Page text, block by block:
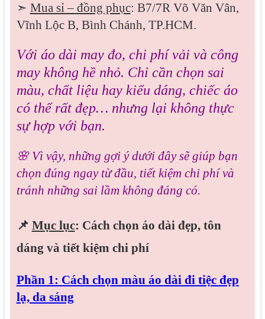
➣ Mua sỉ – đồng phục: B7/7R Võ Văn Vân,
Vĩnh Lộc B, Bình Chánh, TP.HCM.
Với áo dài may đo, chi phí vải và công
may không hề nhỏ. Chỉ cần chọn sai
màu, chất liệu hay kiểu dáng, chiếc áo
có thể rất đẹp… nhưng lại không thực
sự hợp với bạn.
🌸 Vì vậy, những gợi ý dưới đây sẽ giúp bạn
chọn đúng ngay từ đầu, tiết kiệm chi phí và
tránh những sai lầm không đáng có.
📌 Mục lục: Cách chọn áo dài đẹp, tôn
dáng và tiết kiệm chi phí
Phần 1: Cách chọn màu áo dài đi tiệc đẹp
lạ, da sáng